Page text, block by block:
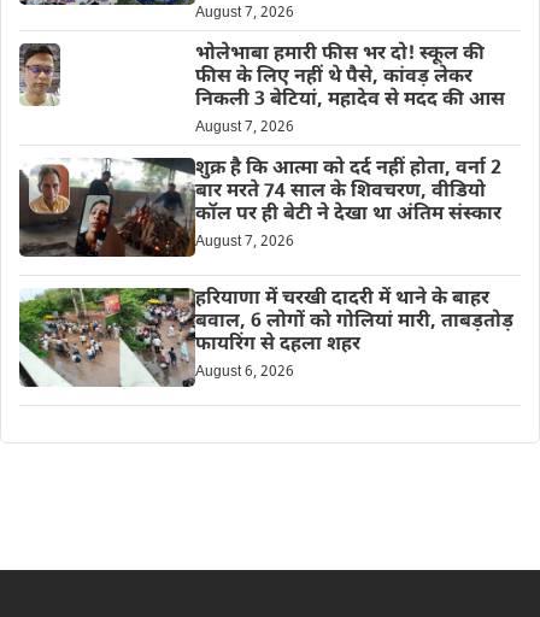
August 7, 2026
भोलेभाबा हमारी फीस भर दो! स्कूल की
फीस के लिए नहीं थे पैसे, कांवड़ लेकर
निकली 3 बेटियां, महादेव से मदद की आस
August 7, 2026
शुक्र है कि आत्मा को दर्द नहीं होता, वर्ना 2
बार मरते 74 साल के शिवचरण, वीडियो
कॉल पर ही बेटी ने देखा था अंतिम संस्कार
August 7, 2026
हरियाणा में चरखी दादरी में थाने के बाहर
बवाल, 6 लोगों को गोलियां मारी, ताबड़तोड़
फायरिंग से दहला शहर
August 6, 2026